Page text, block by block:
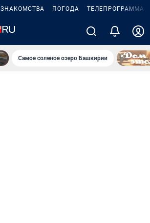
ЗНАКОМСТВА ПОГОДА ТЕЛЕПРОГРАММА
Самое соленое озеро Башкирии